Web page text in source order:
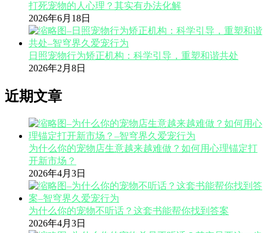
打死宠物的人心理？其实有办法化解
2026年6月18日
日照宠物行为矫正机构：科学引导，重塑和谐共处
2026年2月8日
近期文章
为什么你的宠物店生意越来越难做？如何用心理锚定打
开新市场？
2026年4月3日
为什么你的宠物不听话？这套书能帮你找到答案
2026年4月3日